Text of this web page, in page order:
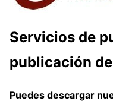
Servicios de
publicación
Puedes descargar